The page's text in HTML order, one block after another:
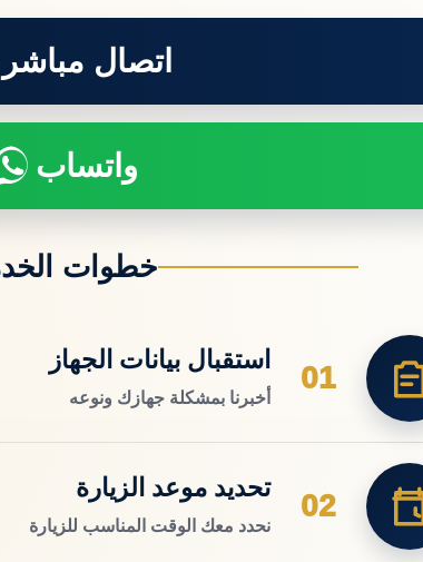
اتصال مباشر
واتساب
خطوات
01
استقبال بيانات الجهاز
أخبرنا بمشكلة جهازك ونوعه
02
تحديد موعد الزيارة
نحدد معك الوقت المناسب للزيارة